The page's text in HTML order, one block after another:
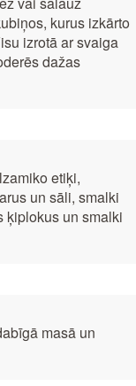
kurus izkārto
izrotā ar svaiga
dažas
etiķi,
un sāli, smalki
ķiplokus un smalki
masā un